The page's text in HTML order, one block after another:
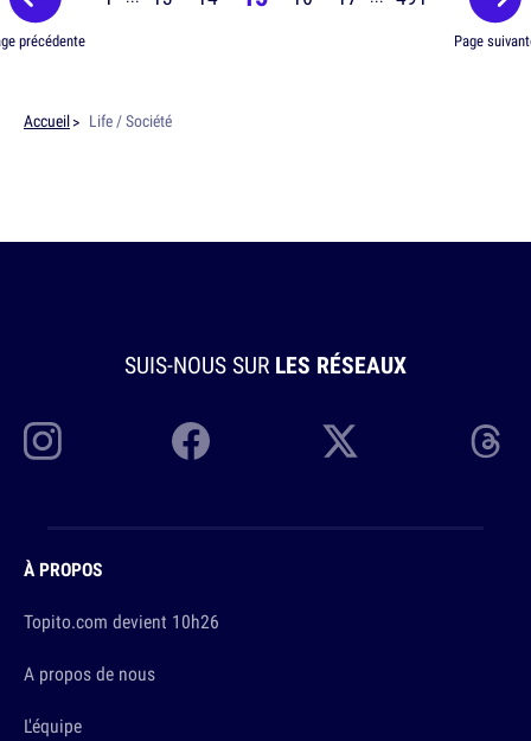
précédente Page
Accueil Life / Société
SUIS-NOUS SUR LES RÉSEAUX
À PROPOS
Topito.com devient 10h26
A propos de nous
L'équipe